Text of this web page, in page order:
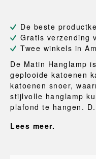
De beste
Gratis verzending
Twee winkels in
De Matin Hanglamp
geplooide katoenen
katoenen snoer,
stijlvolle hanglamp
plafond te hangen.
Lees meer.